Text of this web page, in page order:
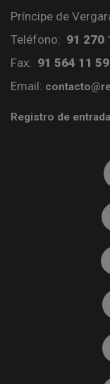
Príncipe de
Teléfono: 91 270
Fax: 91 564 11 59
Email:
Registro de